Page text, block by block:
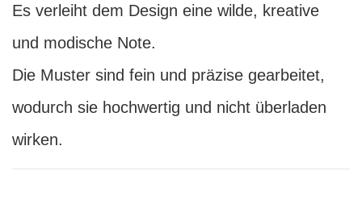
Es verleiht dem Design eine wilde, kreative
und modische Note.
Die Muster sind fein und präzise gearbeitet,
wodurch sie hochwertig und nicht überladen
wirken.